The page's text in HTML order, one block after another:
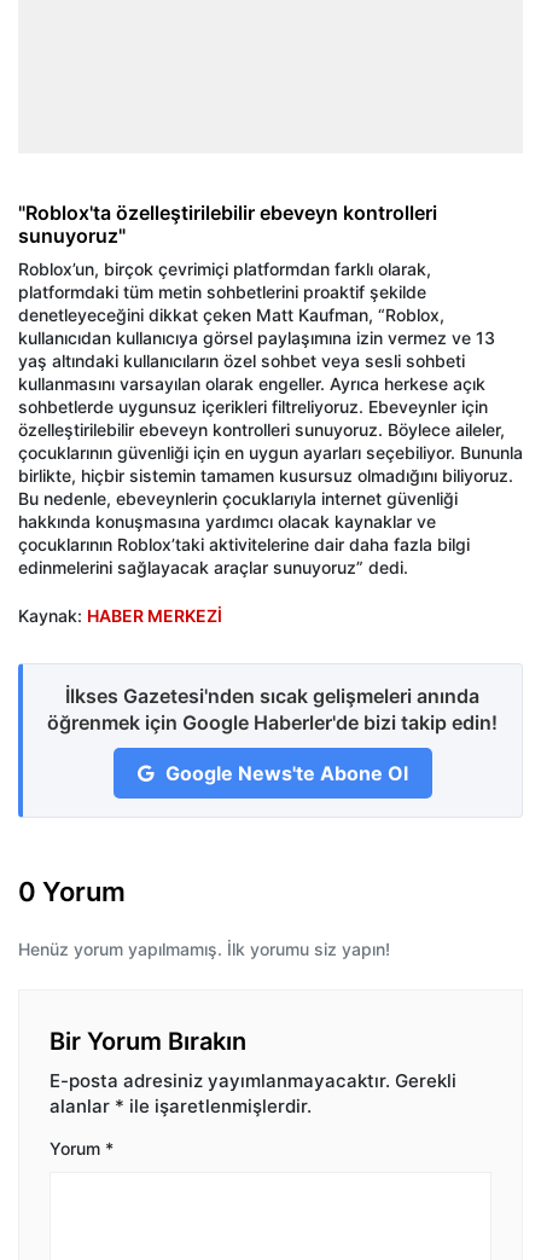
"Roblox'ta özelleştirilebilir ebeveyn kontrolleri
sunuyoruz"
Roblox’un, birçok çevrimiçi platformdan farklı olarak,
platformdaki tüm metin sohbetlerini proaktif şekilde
denetleyeceğini dikkat çeken Matt Kaufman, “Roblox,
kullanıcıdan kullanıcıya görsel paylaşımına izin vermez ve 13
yaş altındaki kullanıcıların özel sohbet veya sesli sohbeti
kullanmasını varsayılan olarak engeller. Ayrıca herkese açık
sohbetlerde uygunsuz içerikleri filtreliyoruz. Ebeveynler için
özelleştirilebilir ebeveyn kontrolleri sunuyoruz. Böylece aileler,
çocuklarının güvenliği için en uygun ayarları seçebiliyor. Bununla
birlikte, hiçbir sistemin tamamen kusursuz olmadığını biliyoruz.
Bu nedenle, ebeveynlerin çocuklarıyla internet güvenliği
hakkında konuşmasına yardımcı olacak kaynaklar ve
çocuklarının Roblox’taki aktivitelerine dair daha fazla bilgi
edinmelerini sağlayacak araçlar sunuyoruz” dedi.
Kaynak: HABER MERKEZİ
İlkses Gazetesi'nden sıcak gelişmeleri anında
öğrenmek için Google Haberler'de bizi takip edin!
Google News'te Abone Ol
0 Yorum
Henüz yorum yapılmamış. İlk yorumu siz yapın!
Bir Yorum Bırakın
E-posta adresiniz yayımlanmayacaktır. Gerekli
alanlar * ile işaretlenmişlerdir.
Yorum *